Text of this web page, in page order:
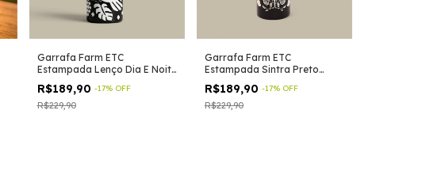
Garrafa Farm ETC
Estampada Lenço Dia E Noite
650ml Original
R$189,90 -17% OFF
R$229,90
Garrafa Farm ETC
Estampada Sintra Preto
650ml Verão 26
R$189,90 -17% OFF
R$229,90